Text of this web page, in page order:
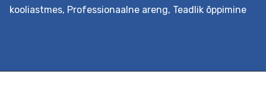
kooliastmes, Professionaalne areng, Teadlik õppimine